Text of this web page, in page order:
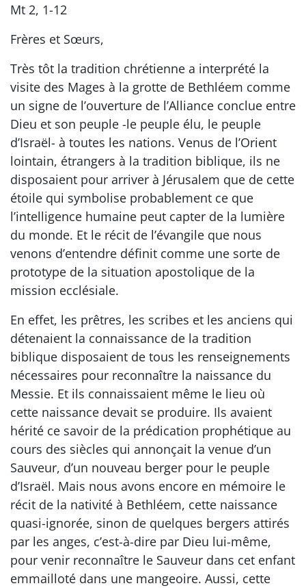
Mt 2, 1-12
Frères et Sœurs,
Très tôt la tradition chrétienne a interprété la
visite des Mages à la grotte de Bethléem comme
un signe de l’ouverture de l’Alliance conclue entre
Dieu et son peuple -le peuple élu, le peuple
d’Israël- à toutes les nations. Venus de l’Orient
lointain, étrangers à la tradition biblique, ils ne
disposaient pour arriver à Jérusalem que de cette
étoile qui symbolise probablement ce que
l’intelligence humaine peut capter de la lumière
du monde. Et le récit de l’évangile que nous
venons d’entendre définit comme une sorte de
prototype de la situation apostolique de la
mission ecclésiale.
En effet, les prêtres, les scribes et les anciens qui
détenaient la connaissance de la tradition
biblique disposaient de tous les renseignements
nécessaires pour reconnaître la naissance du
Messie. Et ils connaissaient même le lieu où
cette naissance devait se produire. Ils avaient
hérité ce savoir de la prédication prophétique au
cours des siècles qui annonçait la venue d’un
Sauveur, d’un nouveau berger pour le peuple
d’Israël. Mais nous avons encore en mémoire le
récit de la nativité à Bethléem, cette naissance
quasi-ignorée, sinon de quelques bergers attirés
par les anges, c’est-à-dire par Dieu lui-même,
pour venir reconnaître le Sauveur dans cet enfant
emmailloté dans une mangeoire. Aussi, cette